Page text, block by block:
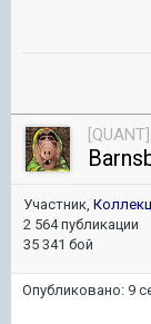
[QUANT]
Участник,
2 564 публикации
35 341 бой
Опубликовано: 9